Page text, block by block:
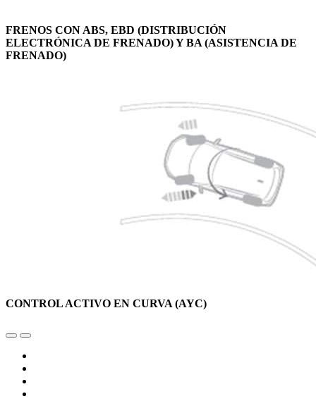
FRENOS CON ABS, EBD (DISTRIBUCIÓN
ELECTRÓNICA DE FRENADO) Y BA (ASISTENCIA DE
FRENADO)
CONTROL ACTIVO EN CURVA (AYC)